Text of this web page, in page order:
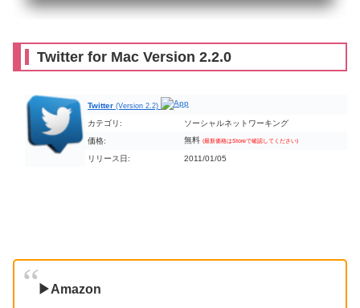
Twitter for Mac Version 2.2.0
Twitter (Version 2.2)
カテゴリ:
ソーシャルネットワーキング
価格:
無料 (最新価格はStoreで確認してください)
リリース日: 2011/01/05
▶Amazon